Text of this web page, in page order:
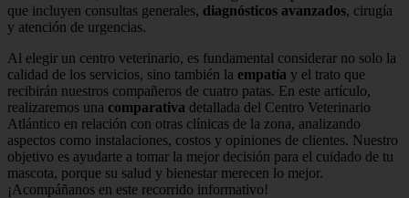
que incluyen consultas generales, diagnósticos avanzados, cirugía
y atención de urgencias.
Al elegir un centro veterinario, es fundamental considerar no solo la
calidad de los servicios, sino también la empatía y el trato que
recibirán nuestros compañeros de cuatro patas. En este artículo,
realizaremos una comparativa detallada del Centro Veterinario
Atlántico en relación con otras clínicas de la zona, analizando
aspectos como instalaciones, costos y opiniones de clientes. Nuestro
objetivo es ayudarte a tomar la mejor decisión para el cuidado de tu
mascota, porque su salud y bienestar merecen lo mejor.
¡Acompáñanos en este recorrido informativo!